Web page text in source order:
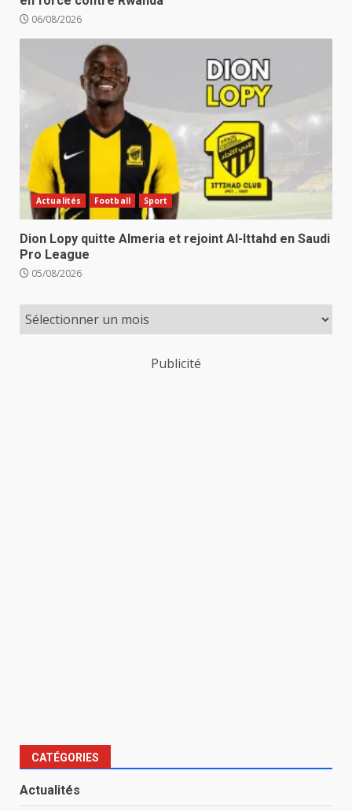
06/08/2026
Actualités Football Sport
Dion Lopy quitte Almeria et rejoint Al-Ittahd en Saudi
Pro League
05/08/2026
Publicité
CATÉGORIES
Actualités